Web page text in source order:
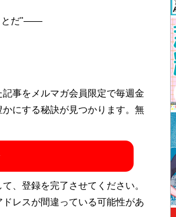
が発売中。3月28日に、自身の文
とだ"――
事をメルマガ会員限定で毎週金
にする秘訣が見つかります。無
、登録を完了させてください。
レスが間違っている可能性があ